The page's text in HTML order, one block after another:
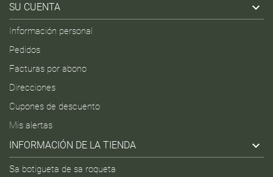
SU CUENTA 
Información personal
Pedidos
Facturas por abono
Direcciones
Cupones de descuento
Mis alertas
INFORMACIÓN DE LA TIENDA 
Sa botigueta de sa roqueta